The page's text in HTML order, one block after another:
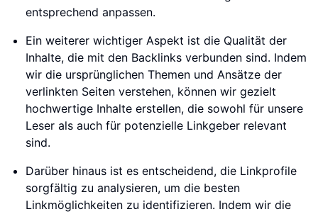
entsprechend anpassen.
Ein weiterer wichtiger Aspekt ist die Qualität der
Inhalte, die mit den Backlinks verbunden sind. Indem
wir die ursprünglichen Themen und Ansätze der
verlinkten Seiten verstehen, können wir gezielt
hochwertige Inhalte erstellen, die sowohl für unsere
Leser als auch für potenzielle Linkgeber relevant
sind.
Darüber hinaus ist es entscheidend, die Linkprofile
sorgfältig zu analysieren, um die besten
Linkmöglichkeiten zu identifizieren. Indem wir die